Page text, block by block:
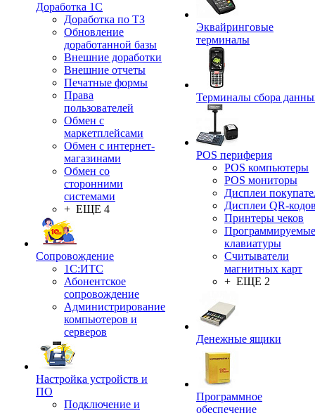
Доработка 1С
Доработка по ТЗ
Обновление
доработанной базы
Внешние доработки
Внешние отчеты
Печатные формы
Права
пользователей
Обмен с
маркетплейсами
Обмен с интернет-
магазинами
Обмен со
сторонними
системами
+ ЕЩЕ 4
Сопровождение
1C:ИТС
Абонентское
сопровождение
Администрирование
компьютеров и
серверов
Настройка устройств и
ПО
Подключение и
Эквайринговые
терминалы
Терминалы сбора
POS периферия
POS компьютеры
POS мониторы
Дисплеи
Дисплеи QR-
Принтеры чеков
Программируемые
клавиатуры
Считыватели
магнитных карт
+ ЕЩЕ 2
Денежные ящики
Программное
обеспечение